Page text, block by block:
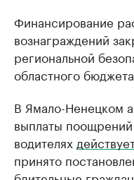
Финансирование
вознаграждений
региональной
областного
В Ямало-Ненецком
выплаты
водителях
принято